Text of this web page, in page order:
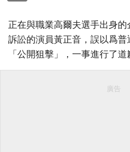
正在與職業高爾夫選手出身
訴訟的演員黃正音，誤以爲
「公開狙擊」，一事進行了道
廣告